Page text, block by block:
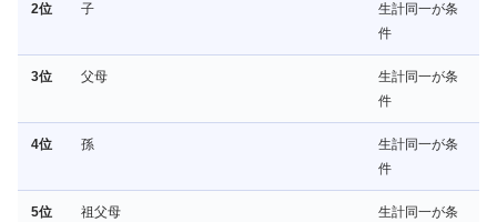
2位 子
生計同一が条
件
3位 父母
生計同一が条
件
4位 孫
生計同一が条
件
5位 祖父母
生計同一が条